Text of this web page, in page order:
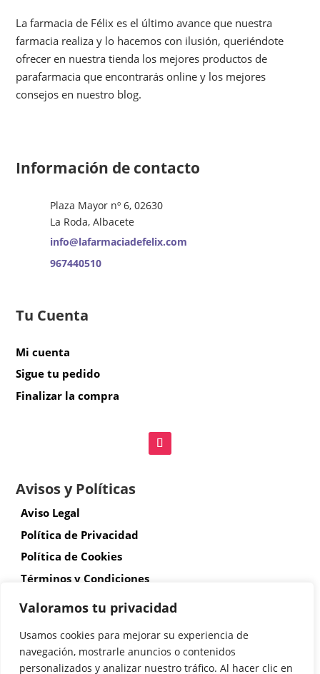
Valoramos tu privacidad
Usamos cookies para mejorar su experiencia de
navegación, mostrarle anuncios o contenidos
personalizados y analizar nuestro tráfico. Al hacer clic en
La farmacia de Félix es el último avance que nuestra
farmacia realiza y lo hacemos con ilusión, queriéndote
ofrecer en nuestra tienda los mejores productos de
parafarmacia que encontrarás online y los mejores
consejos en nuestro blog.
Información de contacto
Plaza Mayor nº 6, 02630
La Roda, Albacete
info@lafarmaciadefelix.com
967440510
Tu Cuenta
Mi cuenta
Sigue tu pedido
Finalizar la compra
Avisos y Políticas
Aviso Legal
Política de Privacidad
Política de Cookies
Términos y Condiciones
Envíos y devoluciones